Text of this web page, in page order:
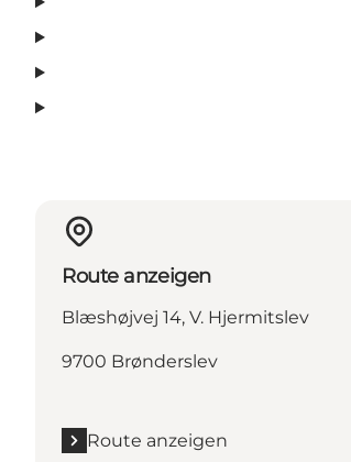
Route anzeigen
Blæshøjvej 14, V. Hjermitslev
9700 Brønderslev
Route anzeigen